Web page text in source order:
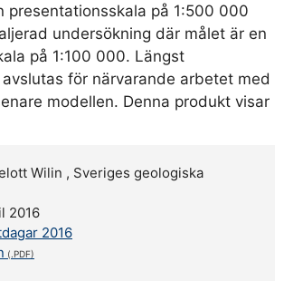
presentationsskala på 1:500 000
undersökning där målet är en
på 1:100 000. Längst
för närvarande arbetet med
modellen. Denna produkt visar
Wilin , Sveriges geologiska
2016
2016